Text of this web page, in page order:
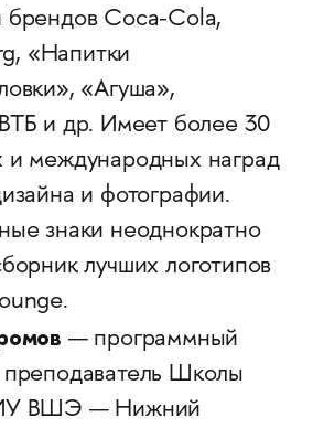
брендов Сосa-Cola,
«Напитки
«Агуша»,
и др. Имеет более 30
и международных наград
и фотографии.
знаки неоднократно
лучших логотипов
— программный
Школы
ВШЭ — Нижний